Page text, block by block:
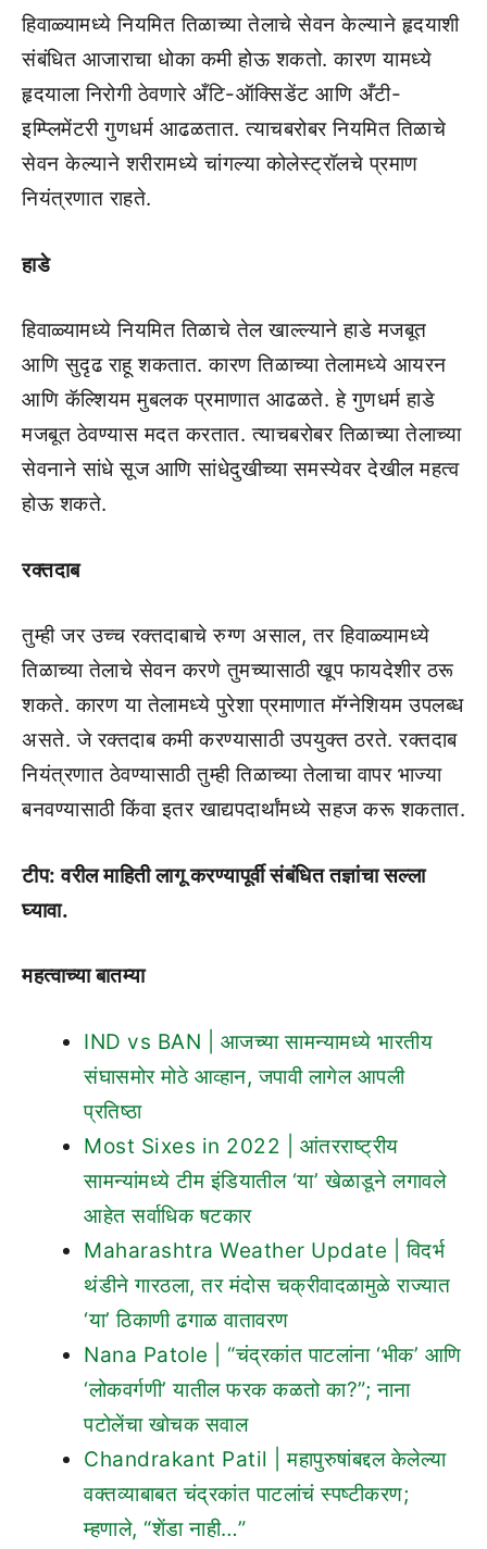
हिवाळ्यामध्ये नियमित तिळाच्या तेलाचे सेवन केल्याने हृदयाशी
संबंधित आजाराचा धोका कमी होऊ शकतो. कारण यामध्ये
हृदयाला निरोगी ठेवणारे अँटि-ऑक्सिडेंट आणि अँटी-
इम्प्लिमेंटरी गुणधर्म आढळतात. त्याचबरोबर नियमित तिळाचे
सेवन केल्याने शरीरामध्ये चांगल्या कोलेस्ट्रॉलचे प्रमाण
नियंत्रणात राहते.
हाडे
हिवाळ्यामध्ये नियमित तिळाचे तेल खाल्ल्याने हाडे मजबूत
आणि सुदृढ राहू शकतात. कारण तिळाच्या तेलामध्ये आयरन
आणि कॅल्शियम मुबलक प्रमाणात आढळते. हे गुणधर्म हाडे
मजबूत ठेवण्यास मदत करतात. त्याचबरोबर तिळाच्या तेलाच्या
सेवनाने सांधे सूज आणि सांधेदुखीच्या समस्येवर देखील महत्व
होऊ शकते.
रक्तदाब
तुम्ही जर उच्च रक्तदाबाचे रुग्ण असाल, तर हिवाळ्यामध्ये
तिळाच्या तेलाचे सेवन करणे तुमच्यासाठी खूप फायदेशीर ठरू
शकते. कारण या तेलामध्ये पुरेशा प्रमाणात मॅग्नेशियम उपलब्ध
असते. जे रक्तदाब कमी करण्यासाठी उपयुक्त ठरते. रक्तदाब
नियंत्रणात ठेवण्यासाठी तुम्ही तिळाच्या तेलाचा वापर भाज्या
बनवण्यासाठी किंवा इतर खाद्यपदार्थांमध्ये सहज करू शकतात.
टीप: वरील माहिती लागू करण्यापूर्वी संबंधित तज्ञांचा सल्ला
घ्यावा.
महत्वाच्या बातम्या
IND vs BAN | आजच्या सामन्यामध्ये भारतीय
संघासमोर मोठे आव्हान, जपावी लागेल आपली
प्रतिष्ठा
Most Sixes in 2022 | आंतरराष्ट्रीय
सामन्यांमध्ये टीम इंडियातील ‘या’ खेळाडूने लगावले
आहेत सर्वाधिक षटकार
Maharashtra Weather Update | विदर्भ
थंडीने गारठला, तर मंदोस चक्रीवादळामुळे राज्यात
‘या’ ठिकाणी ढगाळ वातावरण
Nana Patole | “चंद्रकांत पाटलांना ‘भीक’ आणि
‘लोकवर्गणी’ यातील फरक कळतो का?”; नाना
पटोलेंचा खोचक सवाल
Chandrakant Patil | महापुरुषांबद्दल केलेल्या
वक्तव्याबाबत चंद्रकांत पाटलांचं स्पष्टीकरण;
म्हणाले, “शेंडा नाही…”